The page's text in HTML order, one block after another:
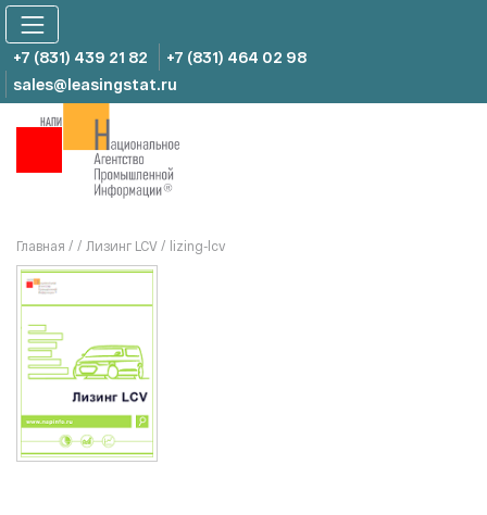
Skip
content
+7 (831) 439 21 82
+7 (831) 464 02 98
sales@leasingstat.ru
Главная / / Лизинг LCV / lizing-lcv